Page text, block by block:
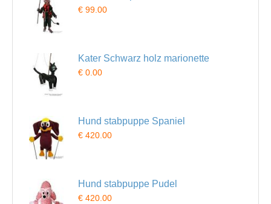
€ 99.00
Kater Schwarz holz marionette
€ 0.00
Hund stabpuppe Spaniel
€ 420.00
Hund stabpuppe Pudel
€ 420.00